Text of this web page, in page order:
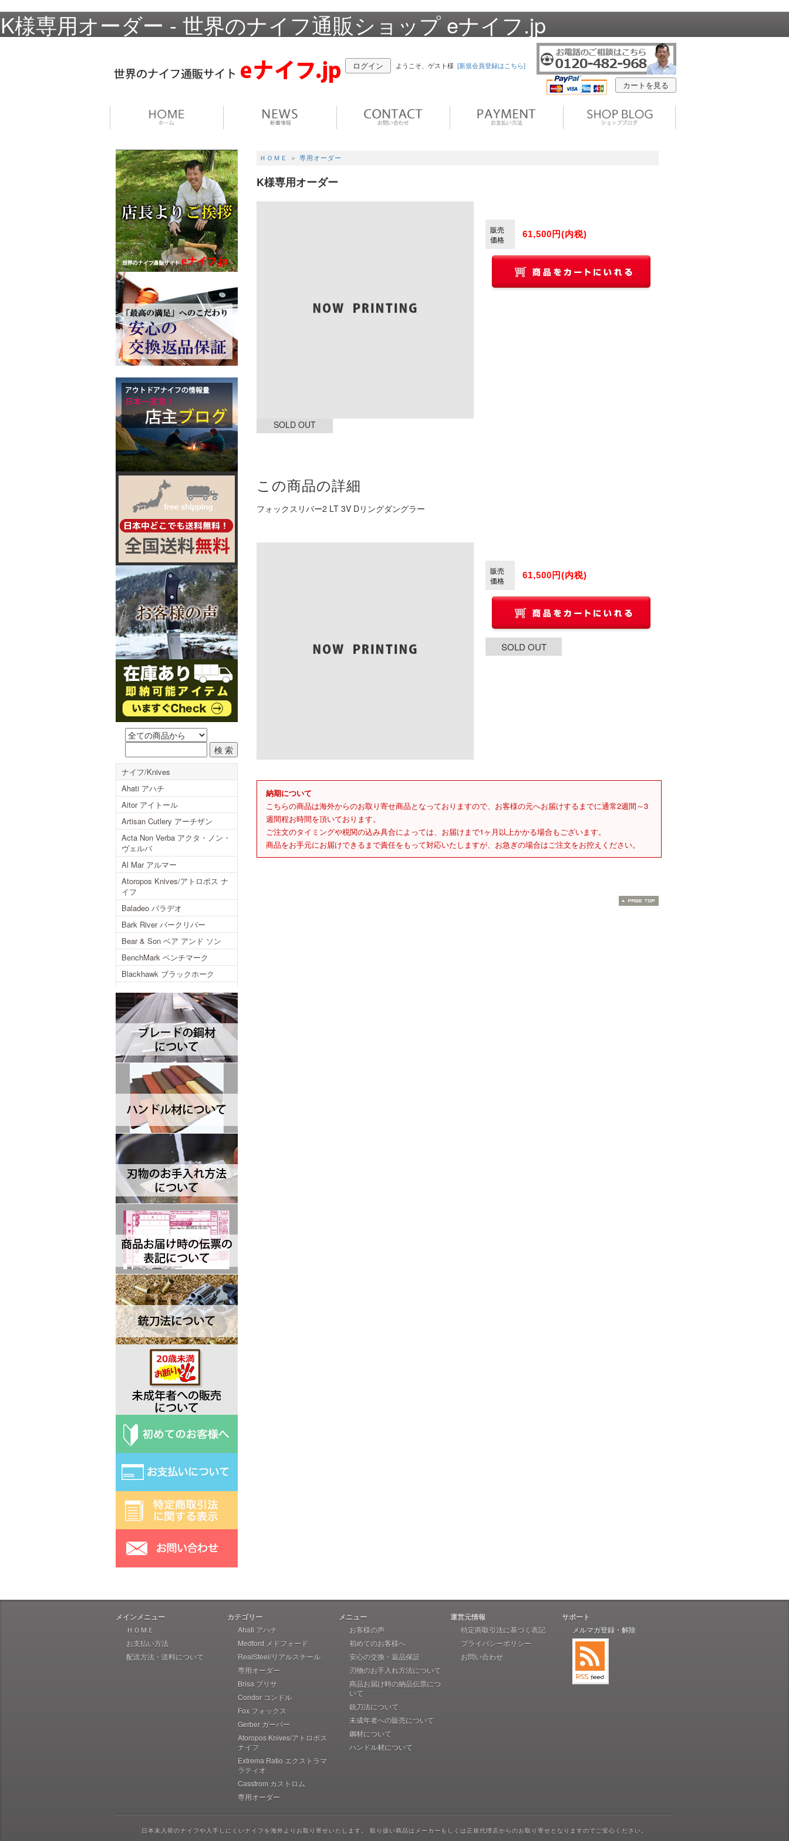
K様専用オーダー - 世界のナイフ通販ショップ eナイフ.jp
カートを見る
ログイン ようこそ、ゲスト様 [新規会員登録はこちら]
ＨＯＭＥ ＞ 専用オーダー
K様専用オーダー
販売
価格
61,500円(内税)
SOLD OUT
この商品の詳細
フォックスリバー2 LT 3V Dリングダングラー
販売
価格
61,500円(内税)
SOLD OUT
納期について
こちらの商品は海外からのお取り寄せ商品となっておりますので、お客様の元へお届けするまでに通常2週間～3
週間程お時間を頂いております。
ご注文のタイミングや税関の込み具合によっては、お届けまで1ヶ月以上かかる場合もございます。
商品をお手元にお届けできるまで責任をもって対応いたしますが、お急ぎの場合はご注文をお控えください。
ナイフ/Knives
Ahati アハチ
Aitor アイトール
Artisan Cutlery アーチザン
Acta Non Verba アクタ・ノン・
ヴェルバ
Al Mar アルマー
Atoropos Knives/アトロポス ナ
イフ
Baladeo バラデオ
Bark River バークリバー
Bear & Son ベア アンド ソン
BenchMark ベンチマーク
Blackhawk ブラックホーク
Blackjack ブラックジャック
Blackjack International ブラック
ジャックインターナショナル
Brisa ブリサ
BRK Designed by ESEE ブルリ
ッジナイフデザイン エスイー
Browning ブローニング
Buck バック
Camillus カミラス
Casstrom カストロム
CIVIVI シビビ
Bastinelli Creations バスティネ
リ
Cold Steel コールドスチール
Coleman コールマン
Condor コンドル
CRKT シーアールケーティ
CJRB シージェイアールビー
Cudeman ク―ドマン
Dawson ドーソン
Deejo ディージョ
EKA エカ
Elk Ridge エルクリッジ
ESEE エスイー
Exotac エクソタック
Fred Perrin フレッド・ペラン
Fobos Knives フォボス
Extrema Ratio エクストラマ ラ
ティオ
Fallkniven ファルクニーベン
Gerber ガーバー
Halfbreed Blades ハーフブリー
ドブレード
Hibben ヒビン
Hogue ホーグ
Heretic Knives ヘレティック
Imperial Schrade インペリアル
シュレード
Ka-Bar ケーバー
Ka-Bar Becker ケーバー ベッカ
ー
Lansky ランスカイ
LionSTEEL ライオンスチール
メインメニュー
ＨＯＭＥ
お支払い方法
配送方法・送料について
カテゴリー
Ahati アハチ
Medford メドフォード
RealSteel/リアルスチール
専用オーダー
Brisa ブリサ
Condor コンドル
Fox フォックス
Gerber ガーバー
Atoropos Knives/アトロポス
ナイフ
Extrema Ratio エクストラマ
ラティオ
Casstrom カストロム
専用オーダー
メニュー
お客様の声
初めてのお客様へ
安心の交換・返品保証
刃物のお手入れ方法について
商品お届け時の納品伝票につ
いて
銃刀法について
未成年者への販売について
鋼材について
ハンドル材について
運営元情報
特定商取引法に基づく表記
プライバシーポリシー
お問い合わせ
サポート
メルマガ登録・解除
日本未入荷のナイフや入手しにくいナイフを海外よりお取り寄せいたします。 取り扱い商品はメーカーもしくは正規代理店からのお取り寄せとなりますのでご安心ください。